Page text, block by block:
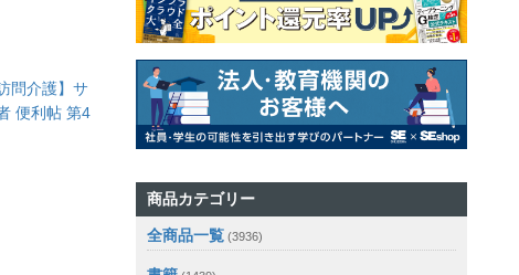
問介護】サ
便利帖 第4
商品カテゴリー
全商品一覧 (3936)